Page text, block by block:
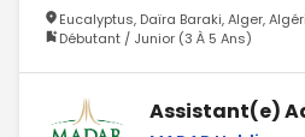
Eucalyptus, Daïra Baraki, Alger,
Débutant / Junior (3 À 5 Ans)
Assistant(e)